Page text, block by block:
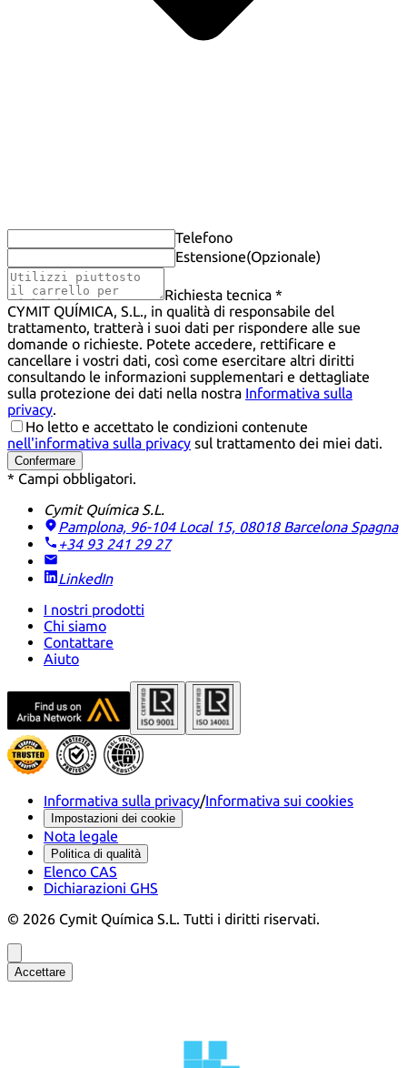
Telefono
Estensione(Opzionale)
Richiesta tecnica *
CYMIT QUÍMICA, S.L., in qualità di responsabile del
trattamento, tratterà i suoi dati per rispondere alle sue
domande o richieste. Potete accedere, rettificare e
cancellare i vostri dati, così come esercitare altri diritti
consultando le informazioni supplementari e dettagliate
sulla protezione dei dati nella nostra Informativa sulla
privacy.
Ho letto e accettato le condizioni contenute
nell'informativa sulla privacy sul trattamento dei miei dati.
Confermare
* Campi obbligatori.
Cymit Química S.L.
Pamplona, 96-104 Local 15, 08018 Barcelona Spagna
+34 93 241 29 27
LinkedIn
I nostri prodotti
Chi siamo
Contattare
Aiuto
Informativa sulla privacy/Informativa sui cookies
Impostazioni dei cookie
Nota legale
Politica di qualità
Elenco CAS
Dichiarazioni GHS
© 2026 Cymit Química S.L. Tutti i diritti riservati.
Accettare